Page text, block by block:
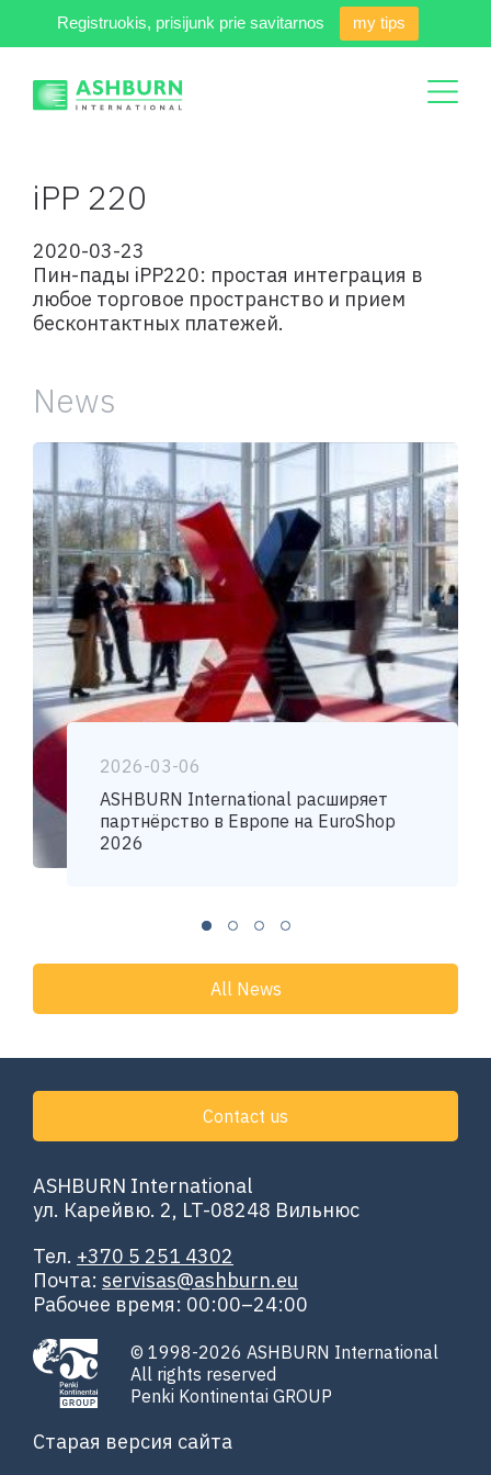
Registruokis, prisijunk prie savitarnos my tips
iPP 220
2020-03-23
Пин-пады iPP220: простая интеграция в
любое торговое пространство и прием
бесконтактных платежей.
News
2026-03-06
ASHBURN International расширяет
партнёрство в Европе на EuroShop
2026
All News
ASHBURN International
ул. Карейвю. 2, LT-08248 Вильнюс
Тел. +370 5 251 4302
Почта: servisas@ashburn.eu
Рабочее время: 00:00–24:00
Contact us
© 1998-2026 ASHBURN International
All rights reserved
Penki Kontinentai GROUP
Старая версия сайта